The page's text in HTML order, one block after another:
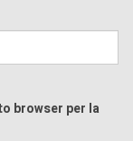
browser per la